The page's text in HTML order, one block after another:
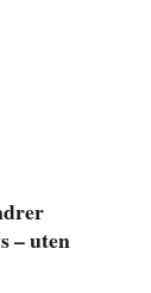
– uten